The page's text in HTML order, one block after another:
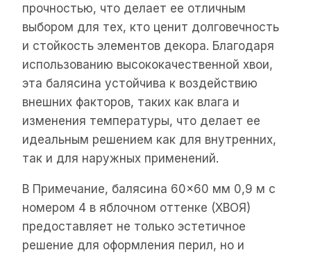
прочностью, что делает ее отличным
выбором для тех, кто ценит долговечность
и стойкость элементов декора. Благодаря
использованию высококачественной хвои,
эта балясина устойчива к воздействию
внешних факторов, таких как влага и
изменения температуры, что делает ее
идеальным решением как для внутренних,
так и для наружных применений.
В Примечание, балясина 60×60 мм 0,9 м с
номером 4 в яблочном оттенке (ХВОЯ)
предоставляет не только эстетичное
решение для оформления перил, но и